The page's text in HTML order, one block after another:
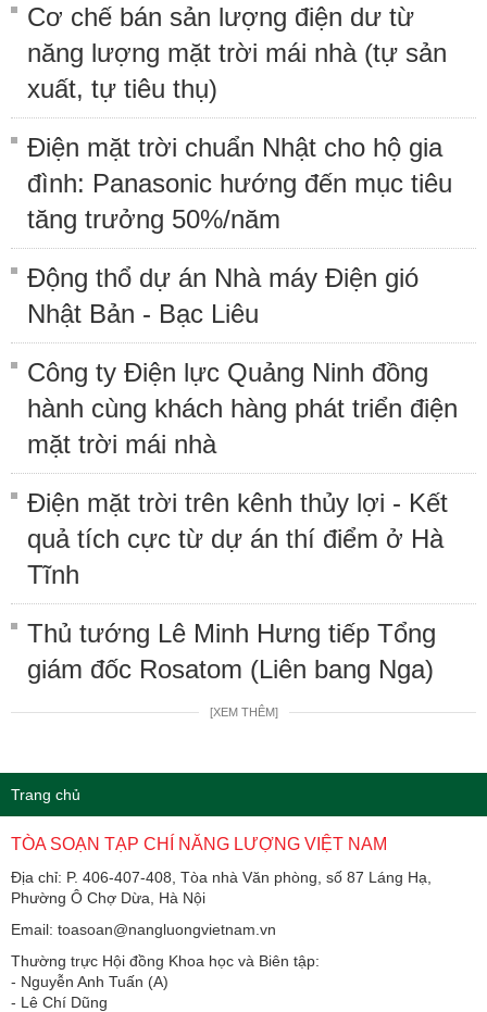
Cơ chế bán sản lượng điện dư từ
năng lượng mặt trời mái nhà (tự sản
xuất, tự tiêu thụ)
Điện mặt trời chuẩn Nhật cho hộ gia
đình: Panasonic hướng đến mục tiêu
tăng trưởng 50%/năm
Động thổ dự án Nhà máy Điện gió
Nhật Bản - Bạc Liêu
Công ty Điện lực Quảng Ninh đồng
hành cùng khách hàng phát triển điện
mặt trời mái nhà
Điện mặt trời trên kênh thủy lợi - Kết
quả tích cực từ dự án thí điểm ở Hà
Tĩnh
Thủ tướng Lê Minh Hưng tiếp Tổng
giám đốc Rosatom (Liên bang Nga)
[XEM THÊM]
Trang chủ
TÒA SOẠN TẠP CHÍ NĂNG LƯỢNG VIỆT NAM
Địa chỉ: P. 406-407-408, Tòa nhà Văn phòng, số 87 Láng Hạ,
Phường Ô Chợ Dừa, Hà Nội
Email: toasoan@nangluongvietnam.vn
Thường trực Hội đồng Khoa học và Biên tập:
​​​​​​- Nguyễn Anh Tuấn (A)
- Lê Chí Dũng